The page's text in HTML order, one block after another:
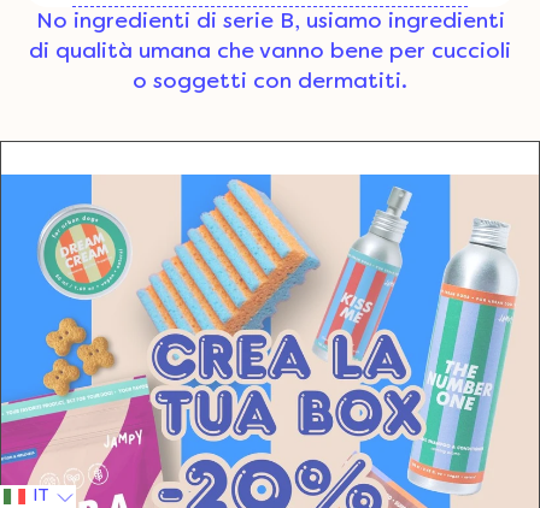
No ingredienti di serie B, usiamo ingredienti
di qualità umana che vanno bene per cuccioli
o soggetti con dermatiti.
IT